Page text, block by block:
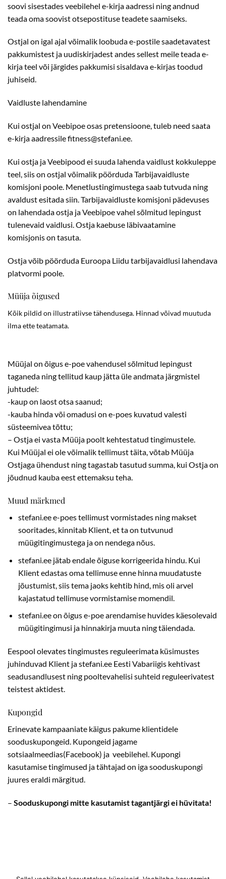
soovi sisestades veebilehel e-kirja aadressi ning andnud
teada oma soovist otsepostituse teadete saamiseks.
Ostjal on igal ajal võimalik loobuda e-postile saadetavatest
pakkumistest ja uudiskirjadest andes sellest meile teada e-
kirja teel või järgides pakkumisi sisaldava e-kirjas toodud
juhiseid.
Vaidluste lahendamine
Kui ostjal on Veebipoe osas pretensioone, tuleb need saata
e-kirja aadressile fitness@stefani.ee.
Kui ostja ja Veebipood ei suuda lahenda vaidlust kokkuleppe
teel, siis on ostjal võimalik pöörduda Tarbijavaidluste
komisjoni poole. Menetlustingimustega saab tutvuda ning
avaldust esitada siin. Tarbijavaidluste komisjoni pädevuses
on lahendada ostja ja Veebipoe vahel sõlmitud lepingust
tulenevaid vaidlusi. Ostja kaebuse läbivaatamine
komisjonis on tasuta.
Ostja võib pöörduda Euroopa Liidu tarbijavaidlusi lahendava
platvormi poole.
Müüja õigused
Kõik pildid on illustratiivse tähendusega. Hinnad võivad muutuda
ilma ette teatamata.
Müüjal on õigus e-poe vahendusel sõlmitud lepingust
taganeda ning tellitud kaup jätta üle andmata järgmistel
juhtudel:
-kaup on laost otsa saanud;
-kauba hinda või omadusi on e-poes kuvatud valesti
süsteemivea tõttu;
– Ostja ei vasta Müüja poolt kehtestatud tingimustele.
Kui Müüjal ei ole võimalik tellimust täita, võtab Müüja
Ostjaga ühendust ning tagastab tasutud summa, kui Ostja on
jõudnud kauba eest ettemaksu teha.
Muud märkmed
stefani.ee e-poes tellimust vormistades ning makset
sooritades, kinnitab Klient, et ta on tutvunud
müügitingimustega ja on nendega nõus.
stefani.ee jätab endale õiguse korrigeerida hindu. Kui
Klient edastas oma tellimuse enne hinna muudatuste
jõustumist, siis tema jaoks kehtib hind, mis oli arvel
kajastatud tellimuse vormistamise momendil.
stefani.ee on õigus e-poe arendamise huvides käesolevaid
müügitingimusi ja hinnakirja muuta ning täiendada.
Eespool olevates tingimustes reguleerimata küsimustes
juhinduvad Klient ja stefani.ee Eesti Vabariigis kehtivast
seadusandlusest ning pooltevahelisi suhteid reguleerivatest
teistest aktidest.
Kupongid
Erinevate kampaaniate käigus pakume klientidele
sooduskupongeid. Kupongeid jagame
sotsiaalmeedias(Facebook) ja veebilehel. Kupongi
kasutamise tingimused ja tähtajad on iga sooduskupongi
juures eraldi märgitud.
– Sooduskupongi mitte kasutamist tagantjärgi ei hüvitata!